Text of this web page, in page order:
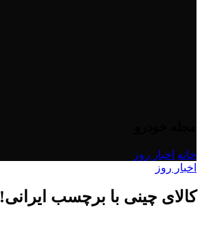
خانه اخبار روز
اخبار روز
کالای چینی با برچسب ایرانی!